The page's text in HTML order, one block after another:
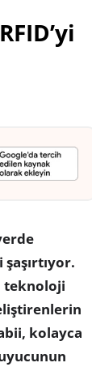
teknoloji
kolayca